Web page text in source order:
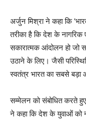
अर्जुन मिश्रा ने कहा कि
तरीका है कि देश के
सकारात्मक आंदोलन हो जो
उठाने के लिए। जैसी
स्वतंत्र भारत का सबसे बड़ा
सम्मेलन को संबोधित करते हुए
ने कहा कि देश के युवाओं को